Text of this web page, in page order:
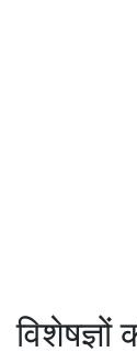
विशेषज्ञों